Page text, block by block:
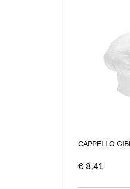
CAPPELLO
€ 8,41